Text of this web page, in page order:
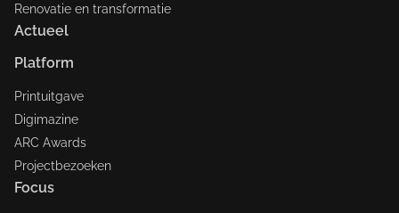
Renovatie en transformatie
Actueel
Platform
Printuitgave
Digimazine
ARC Awards
Projectbezoeken
Focus